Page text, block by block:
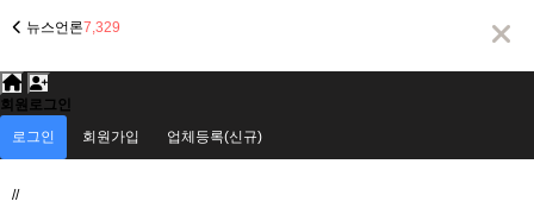
뉴스언론7,329
회원로그인
로그인
회원가입 업체등록(신규)
//